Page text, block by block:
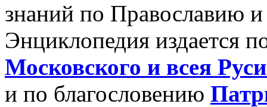
знаний по Православию
Энциклопедия издается
Московского и всея
и по благословению